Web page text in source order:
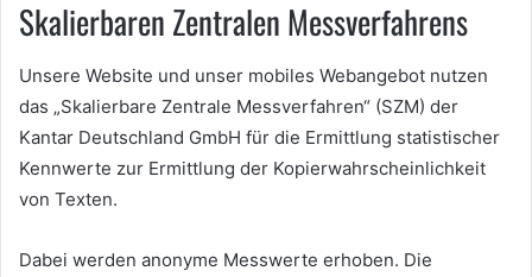
Skalierbaren Zentralen Messverfahrens
Unsere Website und unser mobiles Webangebot nutzen
das „Skalierbare Zentrale Messverfahren“ (SZM) der
Kantar Deutschland GmbH für die Ermittlung statistischer
Kennwerte zur Ermittlung der Kopierwahrscheinlichkeit
von Texten.
Dabei werden anonyme Messwerte erhoben. Die